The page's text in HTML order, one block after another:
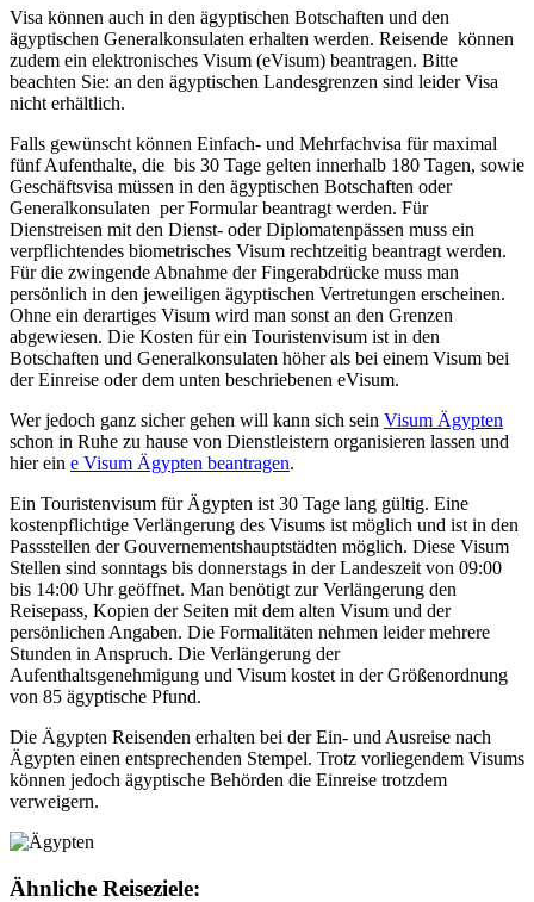
Visa können auch in den ägyptischen Botschaften und den
ägyptischen Generalkonsulaten erhalten werden. Reisende können
zudem ein elektronisches Visum (eVisum) beantragen. Bitte
beachten Sie: an den ägyptischen Landesgrenzen sind leider Visa
nicht erhältlich.
Falls gewünscht können Einfach- und Mehrfachvisa für maximal
fünf Aufenthalte, die bis 30 Tage gelten innerhalb 180 Tagen, sowie
Geschäftsvisa müssen in den ägyptischen Botschaften oder
Generalkonsulaten per Formular beantragt werden. Für
Dienstreisen mit den Dienst- oder Diplomatenpässen muss ein
verpflichtendes biometrisches Visum rechtzeitig beantragt werden.
Für die zwingende Abnahme der Fingerabdrücke muss man
persönlich in den jeweiligen ägyptischen Vertretungen erscheinen.
Ohne ein derartiges Visum wird man sonst an den Grenzen
abgewiesen. Die Kosten für ein Touristenvisum ist in den
Botschaften und Generalkonsulaten höher als bei einem Visum bei
der Einreise oder dem unten beschriebenen eVisum.
Wer jedoch ganz sicher gehen will kann sich sein Visum Ägypten
schon in Ruhe zu hause von Dienstleistern organisieren lassen und
hier ein e Visum Ägypten beantragen.
Ein Touristenvisum für Ägypten ist 30 Tage lang gültig. Eine
kostenpflichtige Verlängerung des Visums ist möglich und ist in den
Passstellen der Gouvernementshauptstädten möglich. Diese Visum
Stellen sind sonntags bis donnerstags in der Landeszeit von 09:00
bis 14:00 Uhr geöffnet. Man benötigt zur Verlängerung den
Reisepass, Kopien der Seiten mit dem alten Visum und der
persönlichen Angaben. Die Formalitäten nehmen leider mehrere
Stunden in Anspruch. Die Verlängerung der
Aufenthaltsgenehmigung und Visum kostet in der Größenordnung
von 85 ägyptische Pfund.
Die Ägypten Reisenden erhalten bei der Ein- und Ausreise nach
Ägypten einen entsprechenden Stempel. Trotz vorliegendem Visums
können jedoch ägyptische Behörden die Einreise trotzdem
verweigern.
Ähnliche Reiseziele: